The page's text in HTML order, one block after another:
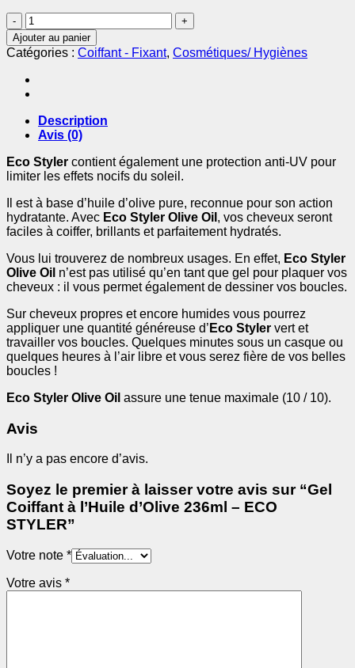
quantité
de
Gel
Coiffant
à
l'Huile
236ml
-
STYLER
Ajouter au panier
Catégories : Coiffant - Fixant, Cosmétiques/ Hygiènes
Description
Avis (0)
Eco Styler contient également une protection anti-UV pour
limiter les effets nocifs du soleil.
Il est à base d’huile d’olive pure, reconnue pour son action
hydratante. Avec Eco Styler Olive Oil , vos cheveux seront
faciles à coiffer, brillants et parfaitement hydratés.
Vous lui trouverez de nombreux usages. En effet, Eco Styler
Olive Oil n’est pas utilisé qu’en tant que gel pour plaquer vos
cheveux : il vous permet également de dessiner vos boucles.
Sur cheveux propres et encore humides vous pourrez
appliquer une quantité généreuse d’ Eco Styler vert et
travailler vos boucles. Quelques minutes sous un casque ou
quelques heures à l’air libre et vous serez fière de vos belles
boucles !
Eco Styler Olive Oil assure une tenue maximale (10 / 10).
Avis
Il n’y a pas encore d’avis.
Soyez le premier à laisser votre avis sur “Gel
Coiffant à l’Huile d’Olive 236ml – ECO
STYLER”
Votre note *
Votre avis *